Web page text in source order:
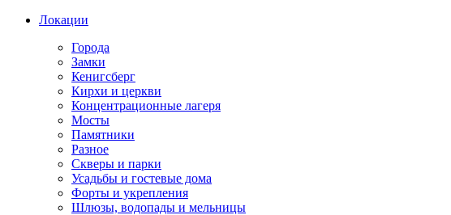
Локации
Города
Замки
Кенигсберг
Кирхи и церкви
Концентрационные лагеря
Мосты
Памятники
Разное
Скверы и парки
Усадьбы и гостевые дома
Форты и укрепления
Шлюзы, водопады и мельницы